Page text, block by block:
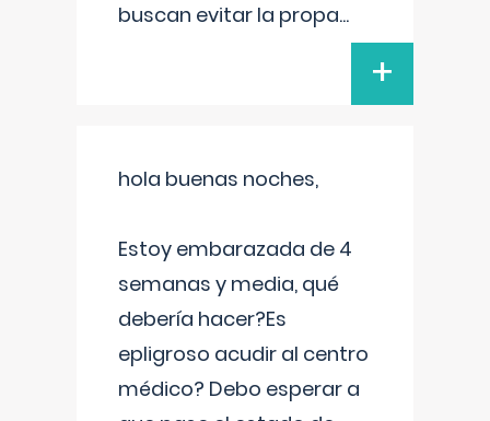
buscan evitar la propa...
+
hola buenas noches,
Estoy embarazada de 4
semanas y media, qué
debería hacer?Es
epligroso acudir al centro
médico? Debo esperar a